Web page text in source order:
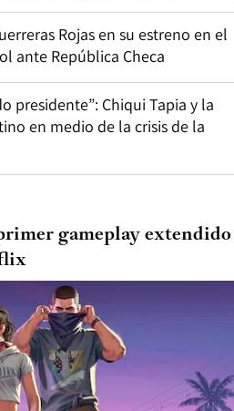
Rojas en su estreno en el
ante República Checa
presidente”: Chiqui Tapia y la
en medio de la crisis de la
gameplay extendido